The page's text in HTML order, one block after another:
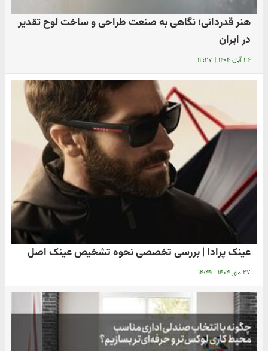
هنر قدردانی؛ نگاهی به صنعت طراحی و ساخت لوح تقدیر
در ایران
۲۴ آبان ۱۴۰۴ | ۱۲:۲۷
عینک پرادا | بررسی تخصصی نحوه تشخیص عینک اصل
۲۷ مهر ۱۴۰۴ | ۱۴:۴۹